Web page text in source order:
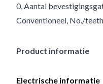
0, Aantal
Conventioneel, No./
Product informatie
Electrische informatie